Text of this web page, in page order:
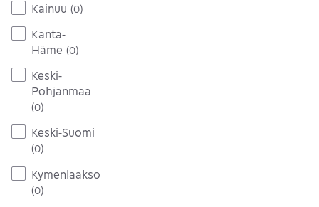
Kainuu (0)
Kanta-
Häme (0)
Keski-
Pohjanmaa
(0)
Keski-Suomi
(0)
Kymenlaakso
(0)